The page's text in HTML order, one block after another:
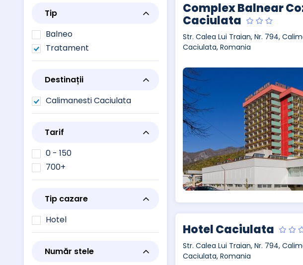
Tip
Balneo
Tratament
Destinații
Calimanesti Caciulata
Tarif
0 - 150
700+
Tip cazare
Hotel
Număr stele
Complex Balnear
Caciulata
Str. Calea Lui Traian, Nr. 794,
Caciulata, Romania
Hotel Caciulata
Str. Calea Lui Traian, Nr. 794,
Caciulata, Romania